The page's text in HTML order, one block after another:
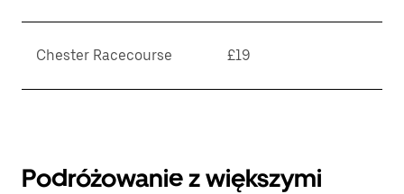
Chester Racecourse £19
Podróżowanie z większymi